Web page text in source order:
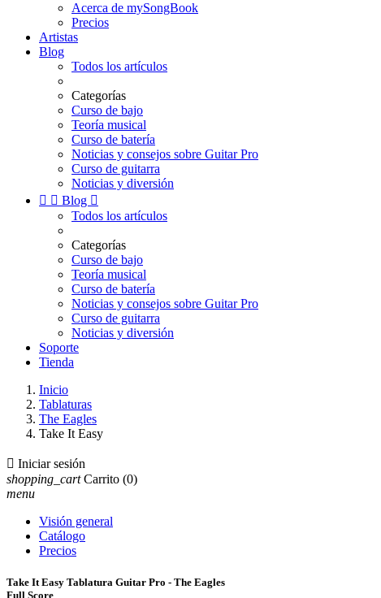
Acerca de mySongBook
Precios
Artistas
Blog
Todos los artículos
Categorías
Curso de bajo
Teoría musical
Curso de batería
Noticias y consejos sobre Guitar Pro
Curso de guitarra
Noticias y diversión
  Blog 
Todos los artículos
Categorías
Curso de bajo
Teoría musical
Curso de batería
Noticias y consejos sobre Guitar Pro
Curso de guitarra
Noticias y diversión
Soporte
Tienda
Inicio
Tablaturas
The Eagles
Take It Easy
 Iniciar sesión
shopping_cart Carrito (0)
menu
Visión general
Catálogo
Precios
Take It Easy Tablatura Guitar Pro - The Eagles
Full Score